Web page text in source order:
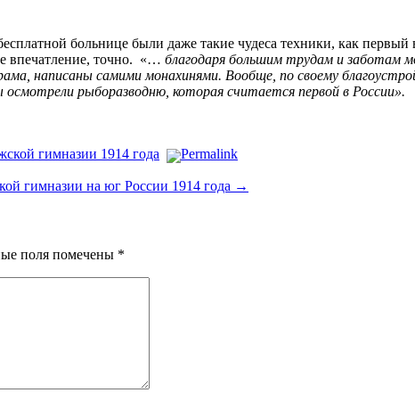
больнице были даже такие чудеса техники, как
впечатление, точно. «… благодаря большим трудам и заботам
написаны самими монахинями. Вообще, по своему
рыборазводню, которая считается первой в России».
гимназии 1914 года
Permalink
гимназии на юг России 1914 года →
поля помечены *